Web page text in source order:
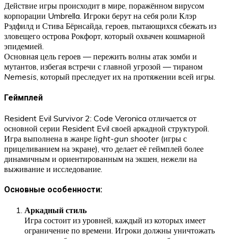
Действие игры происходит в мире, поражённом вирусом
корпорации Umbrella. Игроки берут на себя роли Клэр
Рэдфилд и Стива Бёрнсайда, героев, пытающихся сбежать из
зловещего острова Рокфорт, который охвачен кошмарной
эпидемией.
Основная цель героев — пережить волны атак зомби и
мутантов, избегая встречи с главной угрозой — тираном
Nemesis, который преследует их на протяжении всей игры.
Геймплей
Resident Evil Survivor 2: Code Veronica отличается от
основной серии Resident Evil своей аркадной структурой.
Игра выполнена в жанре light-gun shooter (игры с
прицеливанием на экране), что делает её геймплей более
динамичным и ориентированным на экшен, нежели на
выживание и исследование.
Основные особенности:
Аркадный стиль
Игра состоит из уровней, каждый из которых имеет
ограничение по времени. Игроки должны уничтожать